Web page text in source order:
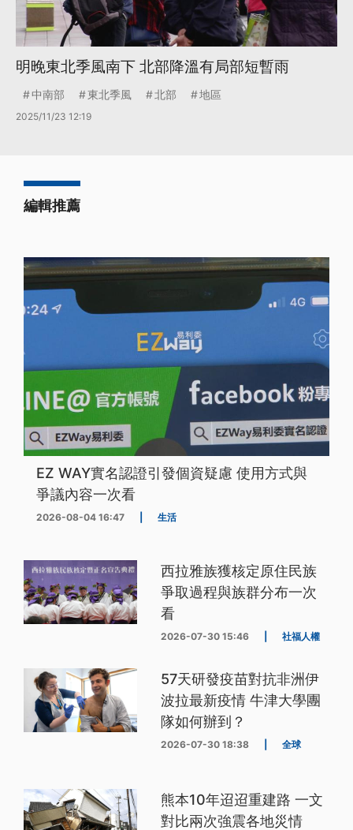
明晚東北季風南下 北部降溫有局部短暫雨
中南部 東北季風 北部 地區
2025/11/23 12:19
編輯推薦
EZ WAY實名認證引發個資疑慮 使用方式與
爭議內容一次看
2026-08-04 16:47 生活
西拉雅族獲核定原住民族
爭取過程與族群分布一次
看
2026-07-30 15:46 社福人權
57天研發疫苗對抗非洲伊
波拉最新疫情 牛津大學團
隊如何辦到？
2026-07-30 18:38 全球
熊本10年迢迢重建路 一文
對比兩次強震各地災情